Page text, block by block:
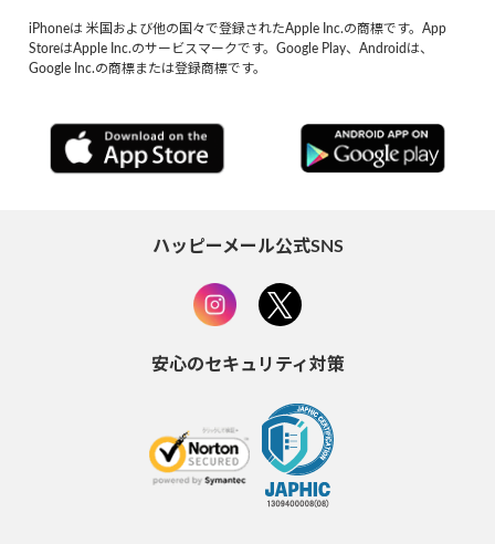
iPhoneは 米国および他の国々で登録されたApple Inc.の商標です。App
StoreはApple Inc.のサービスマークです。Google Play、Androidは、
Google Inc.の商標または登録商標です。
ハッピーメール公式SNS
安心のセキュリティ対策